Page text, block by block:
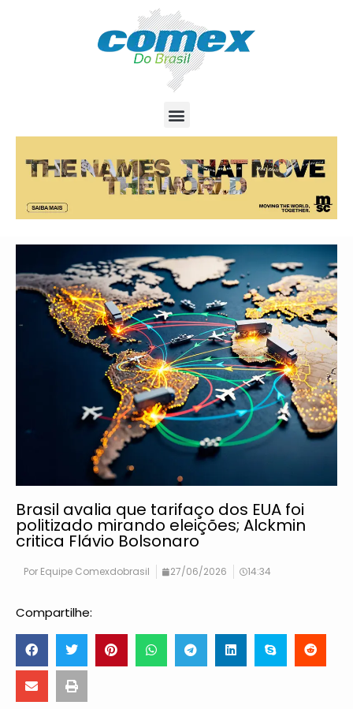
Brasil avalia que tarifaço dos EUA foi
politizado mirando eleições; Alckmin
critica Flávio Bolsonaro
Por Equipe Comexdobrasil 27/06/2026 14:34
Compartilhe: